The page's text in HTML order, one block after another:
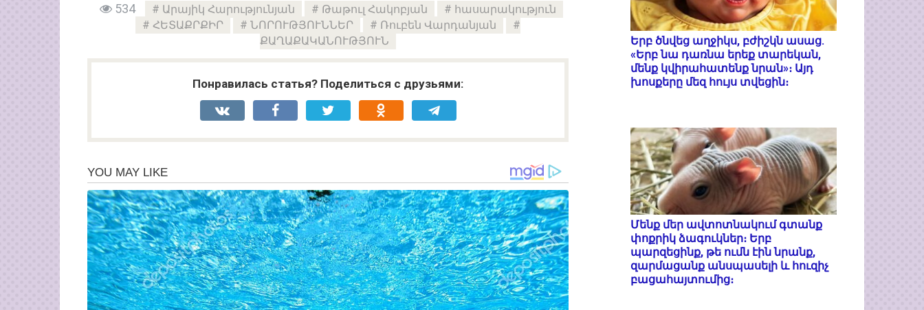
534 Արայիկ Հարությունյան Թաթուլ Հակոբյան
հասարակություն
ՀԵՏԱՔՐՔԻՐ
ՆՈՐՈՒԹՅՈՒՆՆԵՐ
Ռուբեն Վարդանյան
ՔԱՂԱՔԱԿԱՆՈՒԹՅՈՒՆ
Понравилась статья? Поделиться с друзьями:
Երբ ծնվեց աղջիկս, բժիշկն ասաց.
«Երբ նա դառնա երեք տարեկան,
մենք կվիրահատենք նրան»։ Այդ
խոսքերը մեզ հույս տվեցին։
Մենք մեր ավտոտնակում գտանք
փոքրիկ ձագուկներ։ Երբ
պարզեցինք, թե ումն էին նրանք,
զարմացանք անսպասելի և հուզիչ
բացահայտումից։